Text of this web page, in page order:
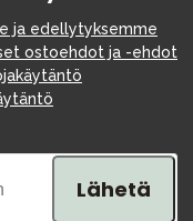
ja edellytyksemme
ostoehdot ja -ehdot
Lähetä
Opas